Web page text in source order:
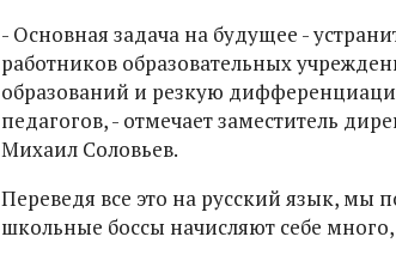
- Основная задача на будущее -
работников образовательных
образований и резкую
педагогов, - отмечает заместитель
Михаил Соловьев.
Переведя все это на русский язык, мы
школьные боссы начисляют себе